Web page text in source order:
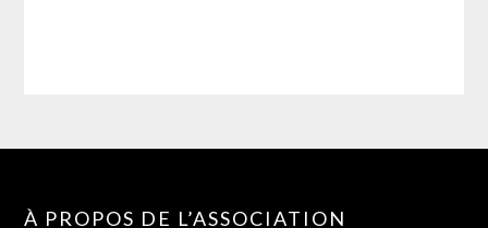
À PROPOS DE L’ASSOCIATION